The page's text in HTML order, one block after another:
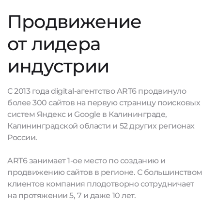
Продвижение
от лидера
индустрии
С 2013 года digital-агентство ART6 продвинуло
более 300 сайтов на первую страницу поисковых
систем Яндекс и Google в Калининграде,
Калининградской области и 52 других регионах
России.
ART6 занимает 1-ое место по созданию и
продвижению сайтов в регионе. С большинством
клиентов компания плодотворно сотрудничает
на протяжении 5, 7 и даже 10 лет.